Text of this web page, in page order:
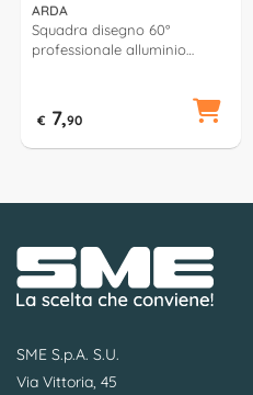
ARDA
Squadra disegno 60°
professionale alluminio
€ 7,90
SME S.p.A. S.U.
Via Vittoria, 45